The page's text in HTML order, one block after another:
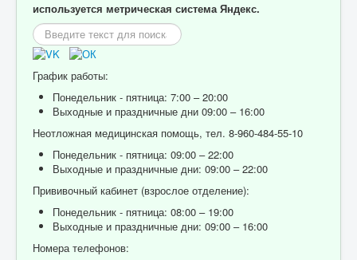
используется метрическая система Яндекс.
Искать...
График работы:
Понедельник - пятница: 7:00 – 20:00
Выходные и праздничные дни 09:00 – 16:00
Неотложная медицинская помощь, тел. 8-960-484-55-10
Понедельник - пятница: 09:00 – 22:00
Выходные и праздничные дни: 09:00 – 22:00
Прививочный кабинет (взрослое отделение):
Понедельник - пятница: 08:00 – 19:00
Выходные и праздничные дни: 09:00 – 16:00
Номера телефонов: